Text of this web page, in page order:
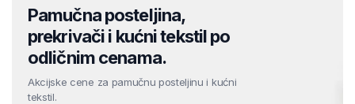
Pamučna posteljina,
prekrivači i kućni tekstil po
odličnim cenama.
Akcijske cene za pamučnu posteljinu i kućni
tekstil.